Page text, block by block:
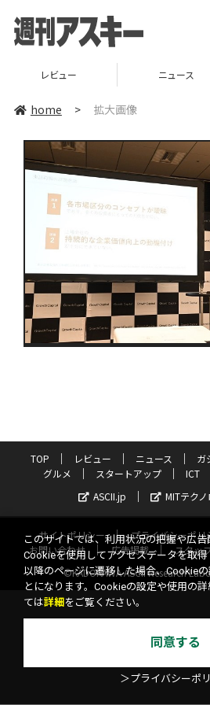
レビュー ニュース
home > 拡大画像
TOP レビュー ニュース ガ
グルメ
スタートアップ ICT
ASCII.jp
MITテク
サイトポリシー プライバシーポリ
お問い合わせ
広告掲載 スタッ
©KADOKAWA ASCII Research
このサイトでは、利用状況の把握や広告
Cookieを使用してアクセスデータを取
以降のページに遷移した場合、Cookie
とになります。Cookieの設定や使用の
ては詳細 をご覧ください。
同意する
＞プライバシーポ